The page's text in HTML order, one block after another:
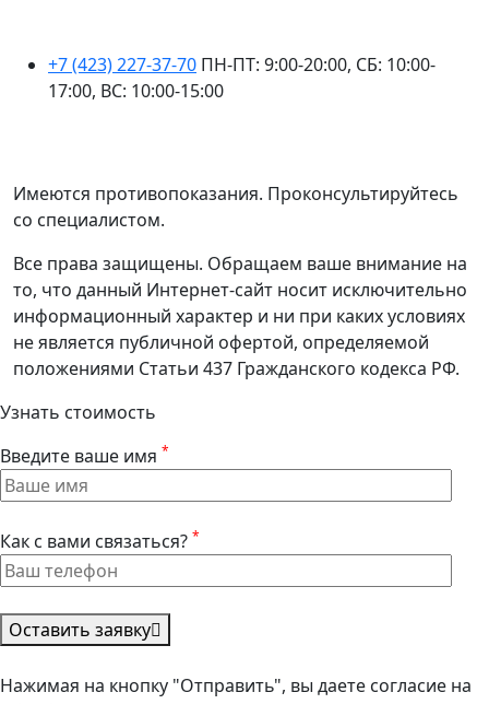
+7 (423) 227-37-70 ПН-ПТ: 9:00-20:00, СБ: 10:00-
17:00, ВС: 10:00-15:00
Имеются противопоказания. Проконсультируйтесь
со специалистом.
Все права защищены. Обращаем ваше внимание на
то, что данный Интернет-сайт носит исключительно
информационный характер и ни при каких условиях
не является публичной офертой, определяемой
положениями Статьи 437 Гражданского кодекса РФ.
Узнать стоимость
Введите ваше имя *
Как с вами связаться? *
Оставить заявку
Нажимая на кнопку "Отправить", вы даете согласие на